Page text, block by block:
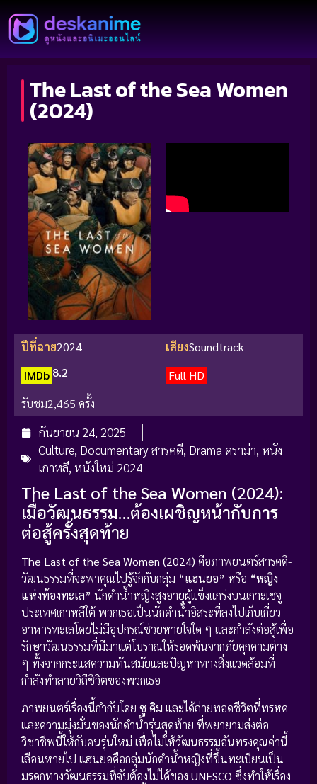
The Last of the Sea Women
(2024)
ปีที่ฉาย2024 เสียงSoundtrack
IMDb 8.2
Full HD
รับชม2,465 ครั้ง
กันยายน 24, 2025
Culture, Documentary สารคดี, Drama ดราม่า, หนัง
เกาหลี, หนังใหม่ 2024
The Last of the Sea Women (2024):
เมื่อวัฒนธรรม…ต้องเผชิญหน้ากับการ
ต่อสู้ครั้งสุดท้าย
The Last of the Sea Women (2024) คือภาพยนตร์สารคดี-
วัฒนธรรมที่จะพาคุณไปรู้จักกับกลุ่ม “แฮนยอ” หรือ “หญิง
แห่งท้องทะเล” นักดำน้ำหญิงสูงอายุผู้แข็งแกร่งบนเกาะเชจู
ประเทศเกาหลีใต้ พวกเธอเป็นนักดำน้ำอิสระที่ลงไปเก็บเกี่ยว
อาหารทะเลโดยไม่มีอุปกรณ์ช่วยหายใจใด ๆ และกำลังต่อสู้เพื่อ
รักษาวัฒนธรรมที่มีมาแต่โบราณให้รอดพ้นจากภัยคุกคามต่าง
ๆ ทั้งจากกระแสความทันสมัยและปัญหาทางสิ่งแวดล้อมที่
กำลังทำลายวิถีชีวิตของพวกเธอ
ภาพยนตร์เรื่องนี้กำกับโดย ซู คิม และได้ถ่ายทอดชีวิตที่ทรหด
และความมุ่งมั่นของนักดำน้ำรุ่นสุดท้าย ที่พยายามส่งต่อ
วิชาชีพนี้ให้กับคนรุ่นใหม่ เพื่อไม่ให้วัฒนธรรมอันทรงคุณค่านี้
เลือนหายไป แฮนยอคือกลุ่มนักดำน้ำหญิงที่ขึ้นทะเบียนเป็น
มรดกทางวัฒนธรรมที่จับต้องไม่ได้ของ UNESCO ซึ่งทำให้เรื่อง